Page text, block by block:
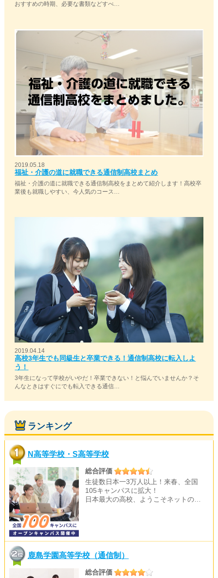
おすすめの時期、必要な書類などすべ…
2019.05.18
福祉・介護の道に就職できる通信制高校まとめ
福祉・介護の道に就職できる通信制高校をまとめて紹介します！高校卒
業後も就職しやすい、今人気のコース…
2019.04.14
高校3年生でも同級生と卒業できる！通信制高校に転入しよ
う！
3年生になって学校がいやだ！卒業できない！と悩んでいませんか？そ
んなときはすぐにでも転入できる通信…
ランキング
N高等学校・S高等学校
総合評価
生徒数日本一3万人以上！来春、全国
105キャンパスに拡大！
日本最大の高校、ようこそネットの…
鹿島学園高等学校（通信制）
総合評価